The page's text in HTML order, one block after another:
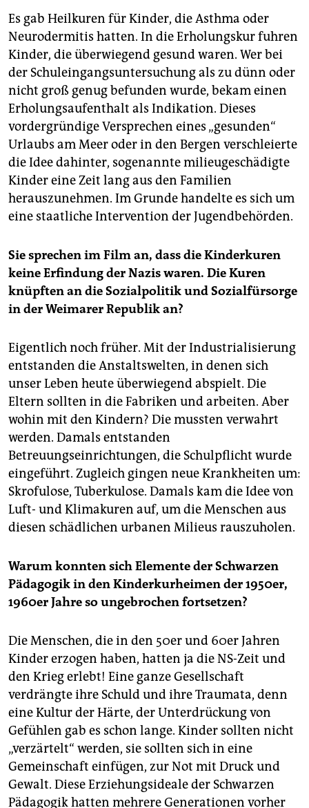
Es gab Heilkuren für Kinder, die Asthma oder
Neurodermitis hatten. In die Erholungskur fuhren
Kinder, die überwiegend gesund waren. Wer bei
der Schuleingangsuntersuchung als zu dünn oder
nicht groß genug befunden wurde, bekam einen
Erholungsaufenthalt als Indikation. Dieses
vordergründige Versprechen eines „gesunden“
Urlaubs am Meer oder in den Bergen verschleierte
die Idee dahinter, sogenannte milieugeschädigte
Kinder eine Zeit lang aus den Familien
herauszunehmen. Im Grunde handelte es sich um
eine staatliche Intervention der Jugendbehörden.
Sie sprechen im Film an, dass die Kinderkuren
keine Erfindung der Nazis waren. Die Kuren
knüpften an die Sozialpolitik und Sozialfürsorge
in der Weimarer Republik an?
Eigentlich noch früher. Mit der Industrialisierung
entstanden die Anstaltswelten, in denen sich
unser Leben heute überwiegend abspielt. Die
Eltern sollten in die Fabriken und arbeiten. Aber
wohin mit den Kindern? Die mussten verwahrt
werden. Damals entstanden
Betreuungseinrichtungen, die Schulpflicht wurde
eingeführt. Zugleich gingen neue Krankheiten um:
Skrofulose, Tuberkulose. Damals kam die Idee von
Luft- und Klimakuren auf, um die Menschen aus
diesen schädlichen urbanen Milieus rauszuholen.
Warum konnten sich Elemente der Schwarzen
Pädagogik in den Kinderkurheimen der 1950er,
1960er Jahre so ungebrochen fortsetzen?
Die Menschen, die in den 50er und 60er Jahren
Kinder erzogen haben, hatten ja die NS-Zeit und
den Krieg erlebt! Eine ganze Gesellschaft
verdrängte ihre Schuld und ihre Traumata, denn
eine Kultur der Härte, der Unterdrückung von
Gefühlen gab es schon lange. Kinder sollten nicht
„verzärtelt“ werden, sie sollten sich in eine
Gemeinschaft einfügen, zur Not mit Druck und
Gewalt. Diese Erziehungsideale der Schwarzen
Pädagogik hatten mehrere Generationen vorher